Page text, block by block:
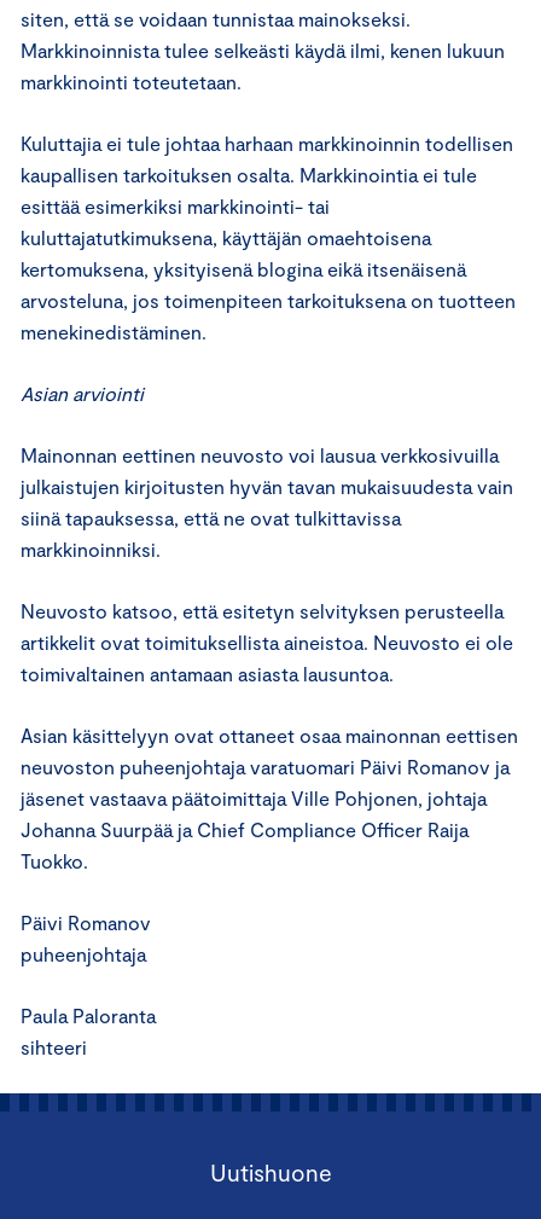
siten, että se voidaan tunnistaa mainokseksi.
Markkinoinnista tulee selkeästi käydä ilmi, kenen lukuun
markkinointi toteutetaan.
Kuluttajia ei tule johtaa harhaan markkinoinnin todellisen
kaupallisen tarkoituksen osalta. Markkinointia ei tule
esittää esimerkiksi markkinointi- tai
kuluttajatutkimuksena, käyttäjän omaehtoisena
kertomuksena, yksityisenä blogina eikä itsenäisenä
arvosteluna, jos toimenpiteen tarkoituksena on tuotteen
menekinedistäminen.
Asian arviointi
Mainonnan eettinen neuvosto voi lausua verkkosivuilla
julkaistujen kirjoitusten hyvän tavan mukaisuudesta vain
siinä tapauksessa, että ne ovat tulkittavissa
markkinoinniksi.
Neuvosto katsoo, että esitetyn selvityksen perusteella
artikkelit ovat toimituksellista aineistoa. Neuvosto ei ole
toimivaltainen antamaan asiasta lausuntoa.
Asian käsittelyyn ovat ottaneet osaa mainonnan eettisen
neuvoston puheenjohtaja varatuomari Päivi Romanov ja
jäsenet vastaava päätoimittaja Ville Pohjonen, johtaja
Johanna Suurpää ja Chief Compliance Officer Raija
Tuokko.
Päivi Romanov
puheenjohtaja
Paula Paloranta
sihteeri
Uutishuone